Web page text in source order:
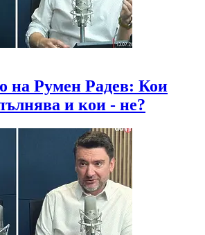
на Румен Радев: Кои
и кои - не?